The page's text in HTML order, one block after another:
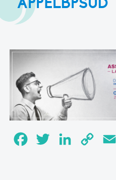
FacebookTwitter LinkedInCopy